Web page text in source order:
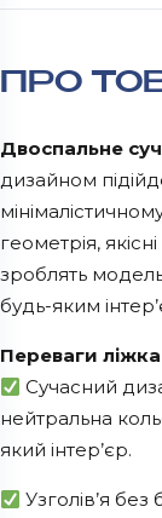
ПРО
Двоспальне
дизайном
геометрія,
зроблять
будь-яким
Переваги
Сучасний
нейтральна
який інтер’єр.
Узголів’я